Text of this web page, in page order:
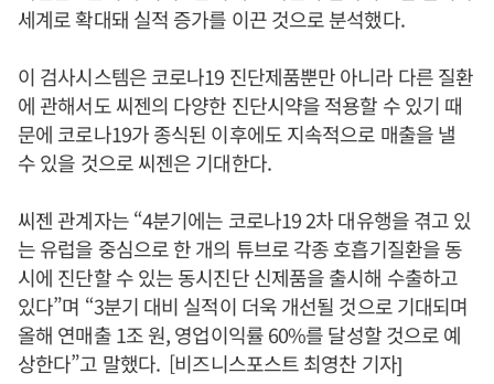
세계로 확대돼 실적 증가를 이끈 것으로 분석했다.
이 검사시스템은 코로나19 진단제품뿐만 아니라 다른 질환
에 관해서도 씨젠의 다양한 진단시약을 적용할 수 있기 때
문에 코로나19가 종식된 이후에도 지속적으로 매출을 낼
수 있을 것으로 씨젠은 기대한다.
씨젠 관계자는 “4분기에는 코로나19 2차 대유행을 겪고 있
는 유럽을 중심으로 한 개의 튜브로 각종 호흡기질환을 동
시에 진단할 수 있는 동시진단 신제품을 출시해 수출하고
있다”며 “3분기 대비 실적이 더욱 개선될 것으로 기대되며
올해 연매출 1조 원, 영업이익률 60%를 달성할 것으로 예
상한다”고 말했다. [비즈니스포스트 최영찬 기자]